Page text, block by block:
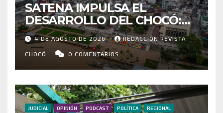
SATENA IMPULSA EL
DESARROLLO DEL CHOCÓ:
MÁS DE 35 MIL PASAJEROS
MOVILIZADOS Y NUEVAS
RUTAS FORTALECEN LA
CONECTIVIDAD
4 DE AGOSTO DE 2026 REDACCIÓN REVISTA
CHOCÓ 0 COMENTARIOS
JUDICIAL OPINIÓN PODCAST POLÍTICA REGIONAL